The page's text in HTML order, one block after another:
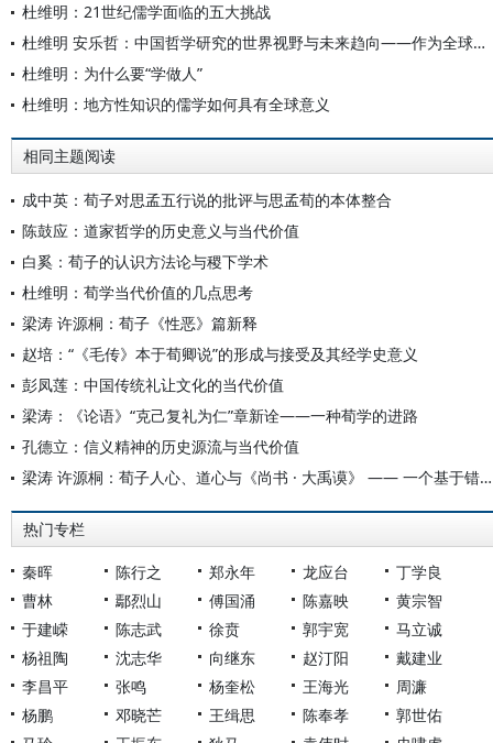
杜维明：21世纪儒学面临的五大挑战
杜维明 安乐哲：中国哲学研究的世界视野与未来趋向——作为全球性论域的“精神人文主义”
杜维明：为什么要“学做人”
杜维明：地方性知识的儒学如何具有全球意义
相同主题阅读
成中英：荀子对思孟五行说的批评与思孟荀的本体整合
陈鼓应：道家哲学的历史意义与当代价值
白奚：荀子的认识方法论与稷下学术
杜维明：荀学当代价值的几点思考
梁涛 许源桐：荀子《性恶》篇新释
赵培：“《毛传》本于荀卿说”的形成与接受及其经学史意义
彭凤莲：中国传统礼让文化的当代价值
梁涛：《论语》“克己复礼为仁”章新诠——一种荀学的进路
孔德立：信义精神的历史源流与当代价值
梁涛 许源桐：荀子人心、道心与《尚书 · 大禹谟》 —— 一个基于错简的学术公案
热门专栏
秦晖 陈行之 郑永年 龙应台
丁学良
曹林
鄢烈山 傅国涌 陈嘉映
黄宗智
于建嵘
陈志武 徐贲 郭宇宽
马立诚
杨祖陶
沈志华 向继东 赵汀阳
戴建业
李昌平
张鸣 杨奎松 王海光
周濂
杨鹏
邓晓芒 王缉思 陈奉孝
郭世佑